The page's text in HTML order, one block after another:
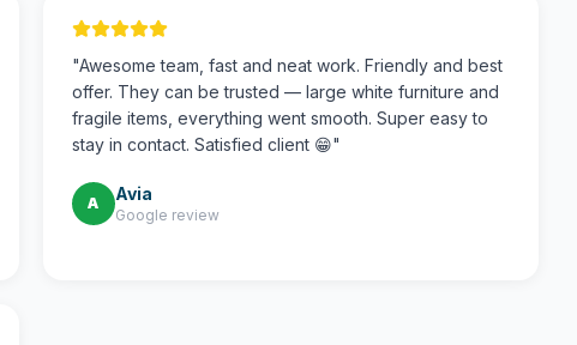
"Awesome team, fast and neat work. Friendly and best
offer. They can be trusted — large white furniture and
fragile items, everything went smooth. Super easy to
stay in contact. Satisfied client 😁"
A Avia
Google review